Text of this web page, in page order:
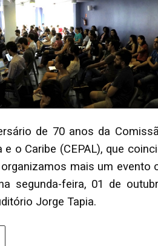
de 70 anos da
e o Caribe (CEPAL), que
mais um evento
segunda-feira, 01 de
Jorge Tapia.